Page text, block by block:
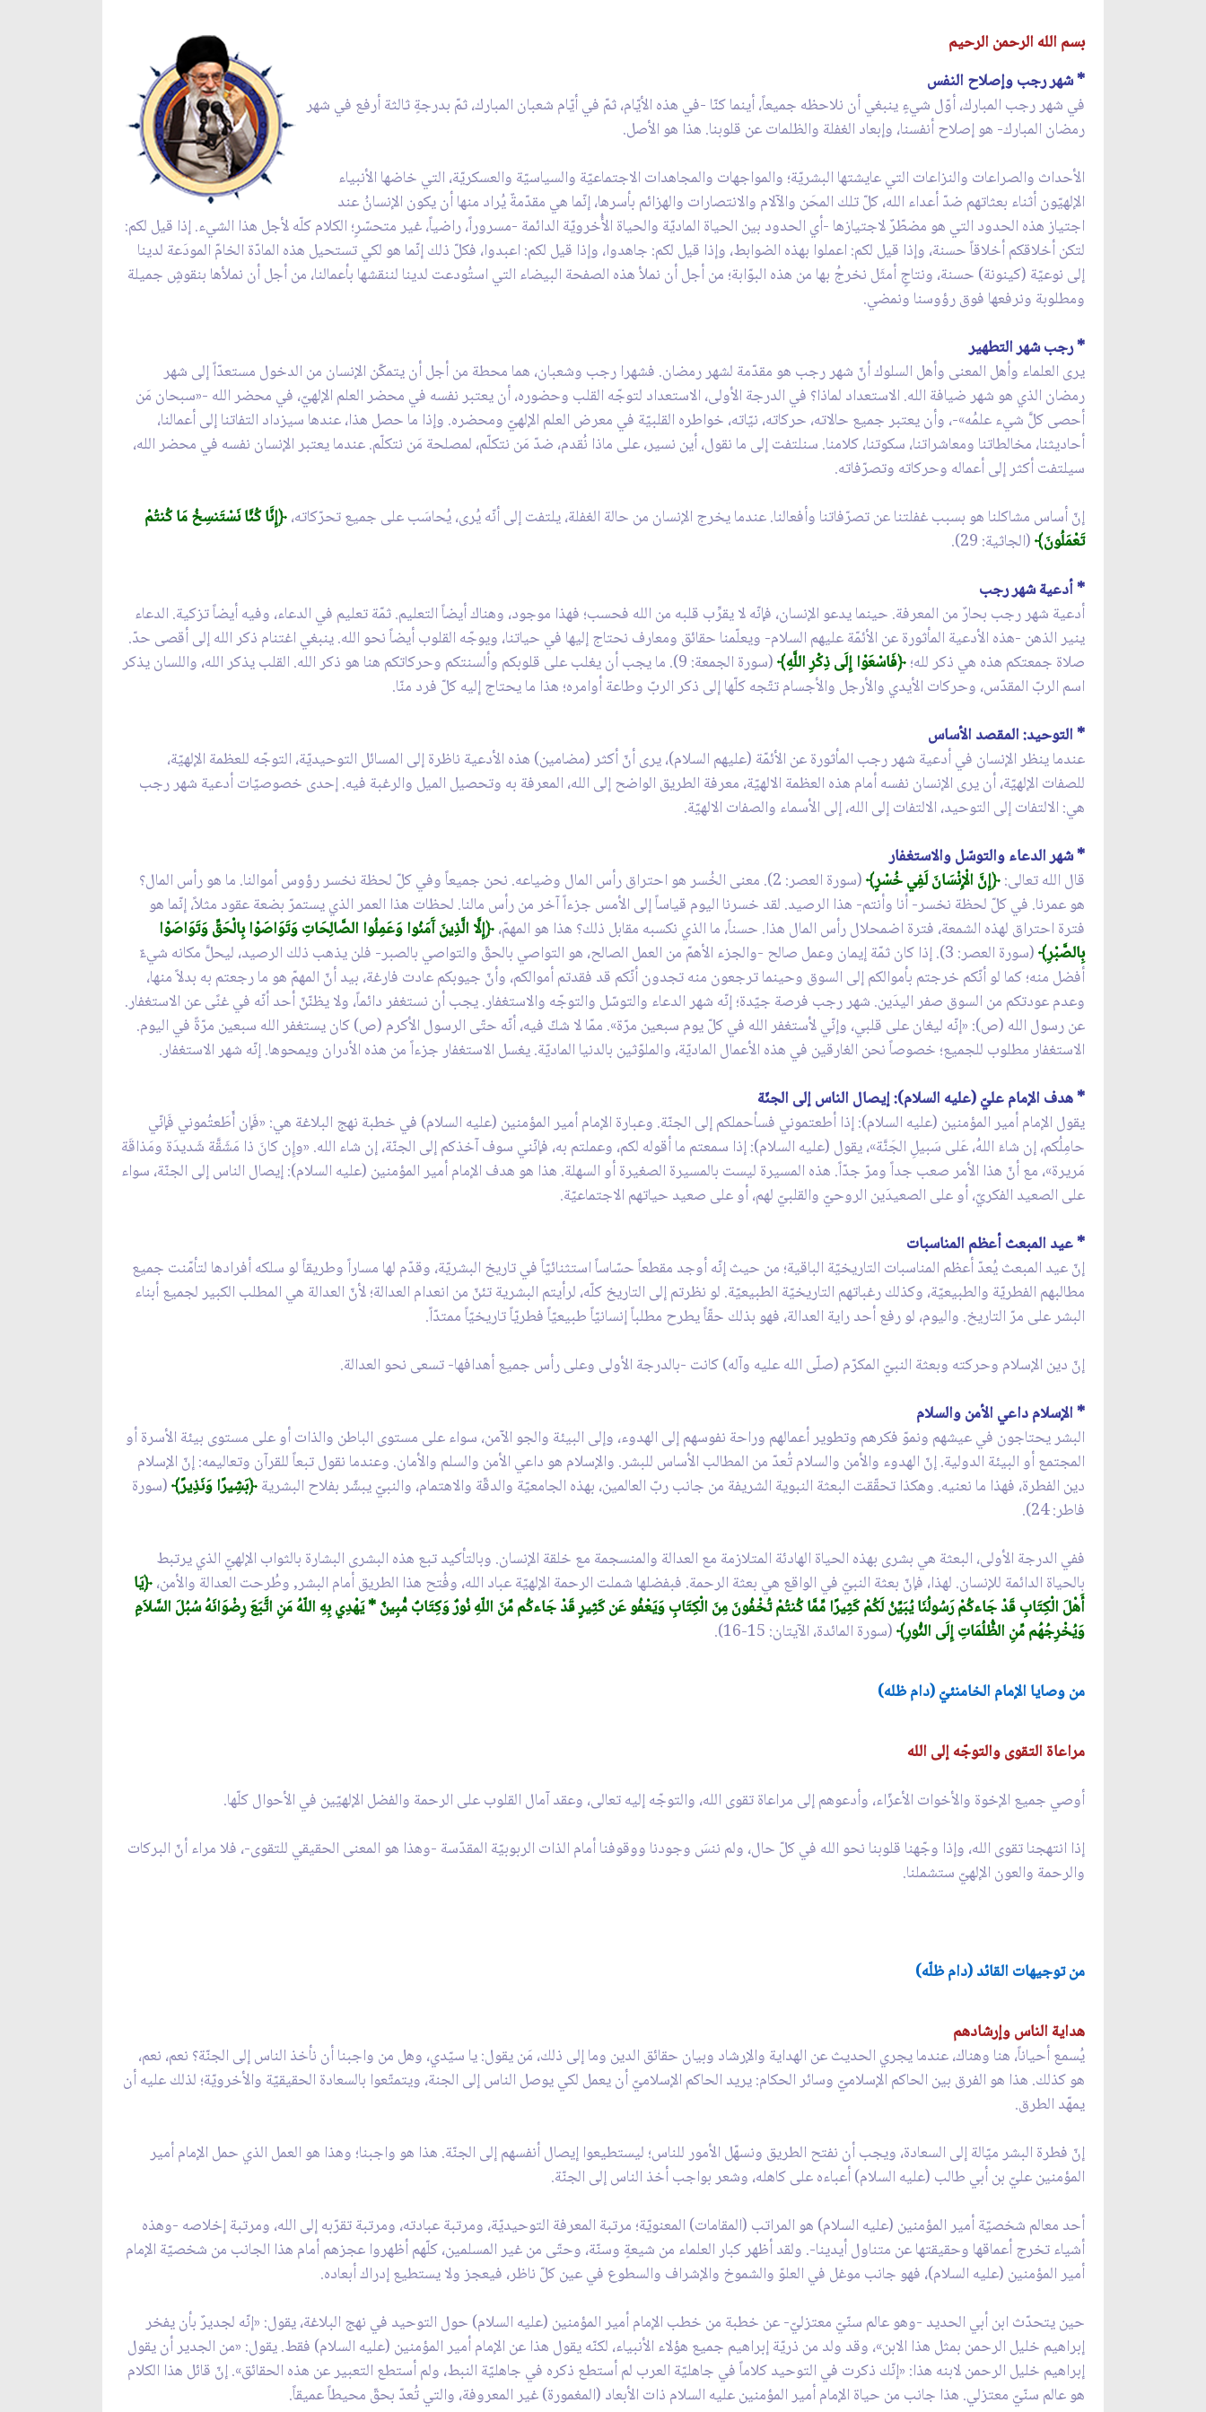
بسم الله الرحمن الرحيم
* شهر رجب وإصلاح النفس
في شهر رجب المبارك، أوّل شيءٍ ينبغي أن نلاحظه جميعاً، أينما كنّا -في هذه الأيّام، ثمّ في أيّام شعبان المبارك، ثمّ بدرجةٍ ثالثة أرفع في شهر
رمضان المبارك- هو إصلاح أنفسنا، وإبعاد الغفلة والظلمات عن قلوبنا. هذا هو الأصل.
الأحداث والصراعات والنزاعات التي عايشتها البشريّة؛ والمواجهات والمجاهدات الاجتماعيّة والسياسيّة والعسكريّة، التي خاضها الأنبياء
الإلهيّون أثناء بعثاتهم ضدّ أعداء الله، كلّ تلك المحَن والآلام والانتصارات والهزائم بأسرها، إنّما هي مقدّمةٌ يُراد منها أن يكون الإنسانُ عند
اجتياز هذه الحدود التي هو مضطّرٌ لاجتيازها -أي الحدود بين الحياة الماديّة والحياة الأُخرويّة الدائمة -مسروراً، راضياً، غير متحسّرٍ؛ الكلام كلّه لأجل هذا الشيء. إذا قيل لكم:
لتكن أخلاقكم أخلاقاً حسنة، وإذا قيل لكم: اعملوا بهذه الضوابط، وإذا قيل لكم: جاهدوا، وإذا قيل لكم: اعبدوا، فكلّ ذلك إنّما هو لكي تستحيل هذه المادّة الخامّ المودَعة لدينا
إلى نوعيّة (كينونة) حسنة، ونتاجٍ أمثَل نخرجُ بها من هذه البوّابة؛ من أجل أن نملأ هذه الصفحة البيضاء التي استُودعت لدينا لننقشها بأعمالنا، من أجل أن نملأها بنقوشٍ جميلة
ومطلوبة ونرفعها فوق رؤوسنا ونمضي.
* رجب شهر التطهير
يرى العلماء وأهل المعنى وأهل السلوك أنّ شهر رجب هو مقدّمة لشهر رمضان. فشهرا رجب وشعبان، هما محطة من أجل أن يتمكّن الإنسان من الدخول مستعدّاً إلى شهر
رمضان الذي هو شهر ضيافة الله. الاستعداد لماذا؟ في الدرجة الأولى، الاستعداد لتوجّه القلب وحضوره، أن يعتبر نفسه في محضر العلم الإلهيّ، في محضر الله -«سبحان مَن
أحصى كلَّ شيء علمُه»-، وأن يعتبر جميع حالاته، حركاته، نيّاته، خواطره القلبيّة في معرض العلم الإلهيّ ومحضره. وإذا ما حصل هذا، عندها سيزداد التفاتنا إلى أعمالنا،
أحاديثنا، مخالطاتنا ومعاشراتنا، سكوتنا، كلامنا. سنلتفت إلى ما نقول، أين نسير، على ماذا نُقدم، ضدّ مَن نتكلّم، لمصلحة مَن نتكلّم. عندما يعتبر الإنسان نفسه في محضر الله،
سيلتفت أكثر إلى أعماله وحركاته وتصرّفاته.
إنّ أساس مشاكلنا هو بسبب غفلتنا عن تصرّفاتنا وأفعالنا. عندما يخرج الإنسان من حالة الغفلة، يلتفت إلى أنّه يُرى، يُحاسَب على جميع تحرّكاته،﴿إِنَّا كُنَّا نَسْتَنسِخُ مَا كُنتُمْ
تَعْمَلُونَ﴾(الجاثية: 29).
* أدعية شهر رجب
أدعية شهر رجب بحارٌ من المعرفة. حينما يدعو الإنسان، فإنّه لا يقرِّب قلبه من الله فحسب؛ فهذا موجود، وهناك أيضاً التعليم. ثمّة تعليم في الدعاء، وفيه أيضاً تزكية. الدعاء
ينير الذهن -هذه الأدعية المأثورة عن الأئمّة عليهم السلام- ويعلّمنا حقائق ومعارف نحتاج إليها في حياتنا، ويوجّه القلوب أيضاً نحو الله. ينبغي اغتنام ذكر الله إلى أقصى حدّ.
صلاة جمعتكم هذه هي ذكر لله؛﴿فَاسْعَوْا إِلَى ذِكْرِ اللَّهِ﴾
(سورة الجمعة: 9). ما يجب أن يغلب على قلوبكم وألسنتكم وحركاتكم هنا هو ذكر الله. القلب يذكر الله، واللسان يذكر
اسم الربّ المقدّس، وحركات الأيدي والأرجل والأجسام تتّجه كلّها إلى ذكر الربّ وطاعة أوامره؛ هذا ما يحتاج إليه كلّ فرد منّا.
* التوحيد: المقصد الأساس
عندما ينظر الإنسان في أدعية شهر رجب المأثورة عن الأئمّة (عليهم السلام)، يرى أنّ أكثر (مضامين) هذه الأدعية ناظرة إلى المسائل التوحيديّة، التوجّه للعظمة الإلهيّة،
للصفات الإلهيّة، أن يرى الإنسان نفسه أمام هذه العظمة الالهيّة، معرفة الطريق الواضح إلى الله، المعرفة به وتحصيل الميل والرغبة فيه. إحدى خصوصيّات أدعية شهر رجب
هي: الالتفات إلى التوحيد، الالتفات إلى الله، إلى الأسماء والصفات الالهيّة.
* شهر الدعاء والتوسّل والاستغفار
قال الله تعالى:﴿إِنَّ الْإِنْسَانَ لَفِي خُسْرٍ﴾
(سورة العصر: 2). معنى الخُسر هو احتراق رأس المال وضياعه. نحن جميعاً وفي كلّ لحظة نخسر رؤوس أموالنا. ما هو رأس المال؟
هو عمرنا. في كلّ لحظة نخسر- أنا وأنتم- هذا الرصيد. لقد خسرنا اليوم قياساً إلى الأمس جزءاً آخر من رأس مالنا. لحظات هذا العمر الذي يستمرّ بضعة عقود مثلاً، إنّما هو
فترة احتراق لهذه الشمعة، فترة اضمحلال رأس المال هذا. حسناً، ما الذي نكسبه مقابل ذلك؟ هذا هو المهمّ،﴿إِلَّا الَّذِينَ آَمَنُوا وَعَمِلُوا الصَّالِحَاتِ وَتَوَاصَوْا بِالْحَقِّ وَتَوَاصَوْا
بِالصَّبْرِ﴾
(سورة العصر: 3). إذا كان ثمّة إيمان وعمل صالح -والجزء الأهمّ من العمل الصالح، هو التواصي بالحقّ والتواصي بالصبر- فلن يذهب ذلك الرصيد، ليحلَّ مكانه شيءٌ
أفضل منه؛ كما لو أنّكم خرجتم بأموالكم إلى السوق وحينما ترجعون منه تجدون أنّكم قد فقدتم أموالكم، وأنّ جيوبكم عادت فارغة، بيد أنّ المهمّ هو ما رجعتم به بدلاً منها،
وعدم عودتكم من السوق صفر اليدَين. شهر رجب فرصة جيّدة؛ إنّه شهر الدعاء والتوسّل والتوجّه والاستغفار. يجب أن نستغفر دائماً، ولا يظنّنّ أحد أنّه في غنًى عن الاستغفار.
عن رسول الله (ص): «إنّه ليغان على قلبي، وإنّي لأستغفر الله في كلّ يوم سبعين مرّة». ممّا لا شكّ فيه، أنّه حتّى الرسول الأكرم (ص) كان يستغفر الله سبعين مرّةً في اليوم.
الاستغفار مطلوب للجميع؛ خصوصاً نحن الغارقين في هذه الأعمال الماديّة، والملوّثين بالدنيا الماديّة. يغسل الاستغفار جزءاً من هذه الأدران ويمحوها. إنّه شهر الاستغفار.
* هدف الإمام عليّ (عليه السلام): إيصال الناس إلى الجنّة
يقول الإمام أمير المؤمنين (عليه السلام): إذا أطعتموني فسأحملكم إلى الجنّة. وعبارة الإمام أمير المؤمنين (عليه السلام) في خطبة نهج البلاغة هي: «فَإن أَطَعتُموني فَإنّي
حامِلُكم، إن شاءَ اللهُ، عَلى ‌سَبيلِ الجَنَّة»، يقول (عليه السلام): إذا سمعتم ما أقوله لكم، وعملتم به، فإنّني سوف آخذكم إلى الجنّة، إن شاء الله. «وإِن كانَ ذا مَشَقَّة شَديدَة ومَذاقَة
مَريرة»، مع أنّ هذا الأمر صعب جداً ومرّ جدّاً. هذه المسيرة ليست بالمسيرة الصغيرة أو السهلة. هذا هو هدف الإمام أمير المؤمنين (عليه السلام): إيصال الناس إلى الجنّة، سواء
على الصعيد الفكريّ، أو على الصعيدَين الروحيّ والقلبيّ لهم، أو على صعيد حياتهم الاجتماعيّة.
* عيد المبعث أعظم المناسبات
إنّ عيد المبعث يُعدّ أعظم المناسبات التاريخيّة الباقية؛ من حيث إنّه أوجد مقطعاً حسّاساً استثنائيّاً في تاريخ البشريّة، وقدّم لها مساراً وطريقاً لو سلكه أفرادها لتأمّنت جميع
مطالبهم الفطريّة والطبيعيّة، وكذلك رغباتهم التاريخيّة الطبيعيّة. لو نظرتم إلى التاريخ كلّه، لرأيتم البشرية تئنّ من انعدام العدالة؛ لأنّ العدالة هي المطلب الكبير لجميع أبناء
البشر على مرّ التاريخ. واليوم، لو رفع أحد راية العدالة، فهو بذلك حقّاً يطرح مطلباً إنسانيّاً طبيعيّاً فطريّاً تاريخيّاً ممتدّاً.
إنّ دين الإسلام وحركته وبعثة النبيّ المكرّم (صلّى الله عليه وآله) كانت -بالدرجة الأولى وعلى رأس جميع أهدافها- تسعى نحو العدالة.
* الإسلام داعي الأمن والسلام
البشر يحتاجون في عيشهم ونموّ فكرهم وتطوير أعمالهم وراحة نفوسهم إلى الهدوء، وإلى البيئة والجو الآمن، سواء على مستوى الباطن والذات أو على مستوى بيئة الأسرة أو
المجتمع أو البيئة الدولية. إنّ الهدوء والأمن والسلام تُعدّ من المطالب الأساس للبشر. والإسلام هو داعي الأمن والسلم والأمان. وعندما نقول تبعاً للقرآن وتعاليمه: إنّ الإسلام
دين الفطرة، فهذا ما نعنيه. وهكذا تحقّقت البعثة النبوية الشريفة من جانب ربّ العالمين، بهذه الجامعيّة والدقّة والاهتمام، والنبيّ يبشّر بفلاح البشرية﴿بَشِيرًا وَنَذِيرً﴾(سورة
فاطر: 24).
ففي الدرجة الأولى، البعثة هي بشرى بهذه الحياة الهادئة المتلازمة مع العدالة والمنسجمة مع خلقة الإنسان. وبالتأكيد تبع هذه البشرى البشارة بالثواب الإلهيّ الذي يرتبط
بالحياة الدائمة للإنسان. لهذا، فإنّ بعثة النبيّ في الواقع هي بعثة الرحمة. فبفضلها شملت الرحمة الإلهيّة عباد الله، وفُتح هذا الطريق أمام البشر, وطُرحت العدالة والأمن،﴿يَا
أَهْلَ الْكِتَابِ قَدْ جَاءكُمْ رَسُولُنَا يُبَيِّنُ لَكُمْ كَثِيرًا مِّمَّا كُنتُمْ تُخْفُونَ مِنَ الْكِتَابِ وَيَعْفُو عَن كَثِيرٍ قَدْ جَاءكُم مِّنَ اللّهِ نُورٌ وَكِتَابٌ مُّبِينٌ * يَهْدِي بِهِ اللّهُ مَنِ اتَّبَعَ رِضْوَانَهُ سُبُلَ السَّلاَمِ
وَيُخْرِجُهُم مِّنِ الظُّلُمَاتِ إِلَى النُّورِ﴾(سورة المائدة، الآيتان: 15-16).
من وصايا الإمام الخامنئيّ (دام ظله)
مراعاة التقوى والتوجّه إلى الله
أوصي جميع الإخوة والأخوات الأعزّاء، وأدعوهم إلى مراعاة تقوى الله، والتوجّه إليه تعالى، وعقد آمال القلوب على الرحمة والفضل الإلهيّين في الأحوال كلّها.
إذا انتهجنا تقوى الله، وإذا وجّهنا قلوبنا نحو الله في كلّ حال، ولم ننسَ وجودنا ووقوفنا أمام الذات الربوبيّة المقدّسة -وهذا هو المعنى الحقيقي للتقوى-، فلا مراء أنّ البركات
والرحمة والعون الإلهيّ ستشملنا.
من توجيهات القائد (دام ظلّه)
هداية الناس وإرشادهم
يُسمع أحياناً، هنا وهناك، عندما يجري الحديث عن الهداية والإرشاد وبيان حقائق الدين وما إلى ذلك، مَن يقول: يا سيّدي، وهل من واجبنا أن نأخذ الناس إلى الجنّة؟ نعم، نعم،
هو كذلك. هذا هو الفرق بين الحاكم الإسلاميّ وسائر الحكام: يريد الحاكم الإسلاميّ أن يعمل لكي يوصل الناس إلى الجنة، ويتمتّعوا بالسعادة الحقيقيّة والأخرويّة؛ لذلك عليه أن
يمهّد الطرق.
إنّ فطرة البشر ميّالة إلى السعادة، ويجب أن نفتح الطريق ونسهّل الأمور للناس؛ ليستطيعوا إيصال أنفسهم إلى الجنّة. هذا هو واجبنا؛ وهذا هو العمل الذي حمل الإمام أمير
المؤمنين عليّ بن أبي طالب (عليه السلام) أعباءه على كاهله، وشعر بواجب أخذ الناس إلى الجنّة.
أحد معالم شخصيّة أمير المؤمنين (عليه السلام) هو المراتب (المقامات) المعنويّة؛ مرتبة المعرفة التوحيديّة، ومرتبة عبادته، ومرتبة تقرّبه إلى الله، ومرتبة إخلاصه -وهذه
أشياء تخرج أعماقها وحقيقتها عن متناول أيدينا-. ولقد أظهر كبار العلماء من شيعةٍ وسنّة، وحتّى من غير المسلمين، كلّهم أظهروا عجزهم أمام هذا الجانب من شخصيّة الإمام
أمير المؤمنين (عليه السلام)، فهو جانب موغل في العلوّ والشموخ والإشراف والسطوع في عين كلّ ناظر، فيعجز ولا يستطيع إدراك أبعاده.
حين يتحدّث ابن أبي الحديد -وهو عالم سنّيّ معتزليّ- عن خطبة من خطب الإمام أمير المؤمنين (عليه السلام) حول التوحيد في نهج البلاغة، يقول: «إنّه لجديرٌ بأن يفخر
إبراهيم خليل الرحمن بمثل هذا الابن»، وقد ولد من ذريّة إبراهيم جميع هؤلاء الأنبياء، لكنّه يقول هذا عن الإمام أمير المؤمنين (عليه السلام) فقط. يقول: «من الجدير أن يقول
إبراهيم خليل الرحمن لابنه هذا: «إنّك ذكرت في التوحيد كلاماً في جاهليّة العرب لم أستطع ذكره في جاهليّة النبط، ولم أستطع التعبير عن هذه الحقائق». إنّ قائل هذا الكلام
هو عالم سنّيّ معتزلي. هذا جانب من حياة الإمام أمير المؤمنين عليه السلام ذات الأبعاد (المغمورة) غير المعروفة، والتي تُعدّ بحقّ محيطاً عميقاً.